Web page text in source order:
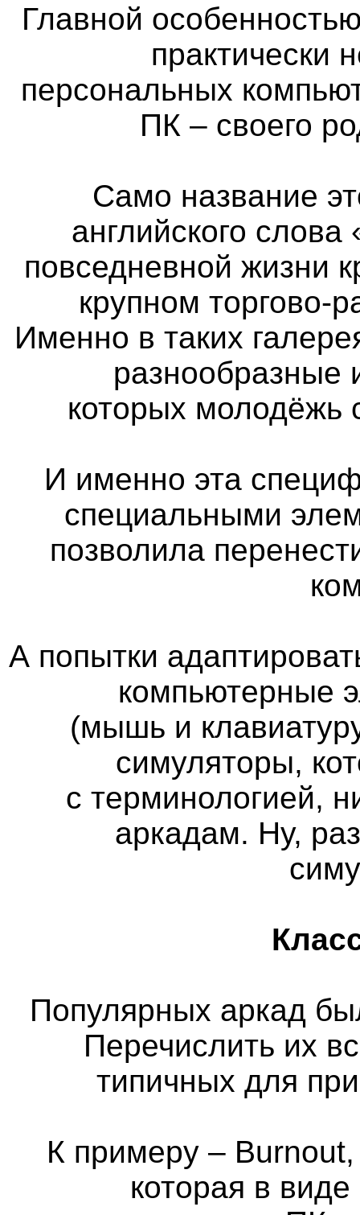
Главной
практически
персональных
ПК – своего
Само название
английского
повседневной жизни
крупном торгово-
Именно в таких
разнообразные
которых молодёжь
И именно эта
специальными
позволила
А попытки
компьютерные
(мышь и
симуляторы,
с терминологией,
аркадам. Ну,
Популярных аркад
Перечислить их
типичных для
К примеру – Burnout,
которая в